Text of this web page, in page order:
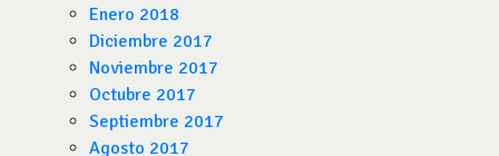
Enero 2018
Diciembre 2017
Noviembre 2017
Octubre 2017
Septiembre 2017
Agosto 2017